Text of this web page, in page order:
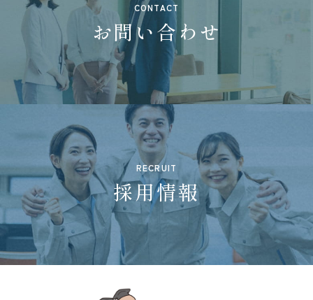
CONTACT
お問い合わせ
RECRUIT
採用情報